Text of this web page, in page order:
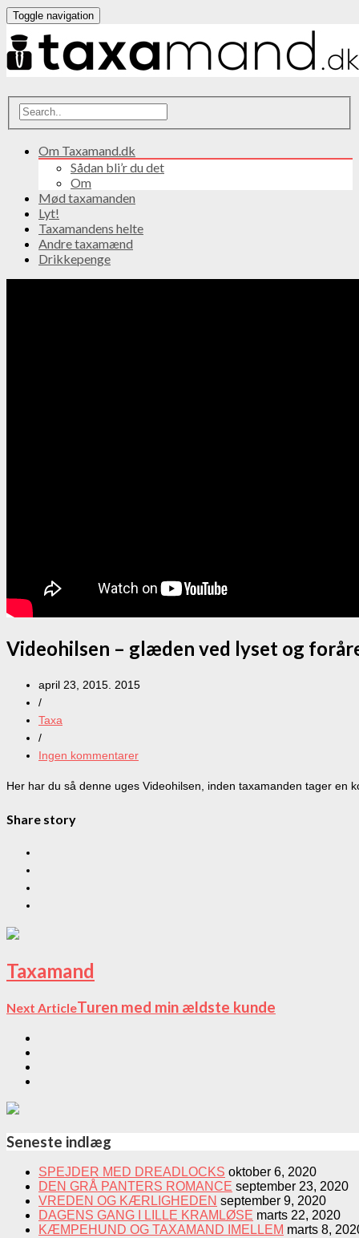
Toggle navigation
Om Taxamand.dk
Sådan bli’r du det
Om
Mød taxamanden
Lyt!
Taxamandens helte
Andre taxamænd
Drikkepenge
Videohilsen – glæden ved lyset og
april 23, 2015. 2015
/
Taxa
/
Ingen kommentarer
Her har du så denne uges Videohilsen, inden taxamanden tager
Share story
Taxamand
Next ArticleTuren med min ældste kunde
Seneste indlæg
SPEJDER MED DREADLOCKS oktober 6, 2020
DEN GRÅ PANTERS ROMANCE september 23, 2020
VREDEN OG KÆRLIGHEDEN september 9, 2020
DAGENS GANG I LILLE KRAMLØSE marts 22, 2020
KÆMPEHUND OG TAXAMAND IMELLEM marts 8,